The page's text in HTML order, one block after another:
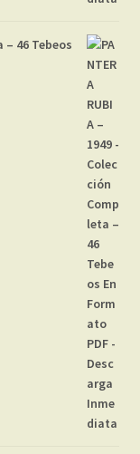
– 46 Tebeos